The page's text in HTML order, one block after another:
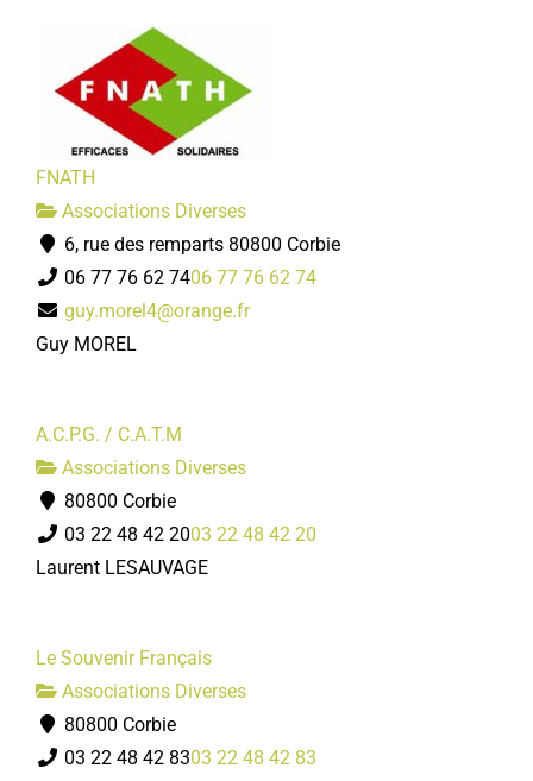
FNATH
Associations Diverses
6, rue des remparts 80800 Corbie
06 77 76 62 7406 77 76 62 74
guy.morel4@orange.fr
Guy MOREL
A.C.P.G. / C.A.T.M
Associations Diverses
80800 Corbie
03 22 48 42 2003 22 48 42 20
Laurent LESAUVAGE
Le Souvenir Français
Associations Diverses
80800 Corbie
03 22 48 42 8303 22 48 42 83